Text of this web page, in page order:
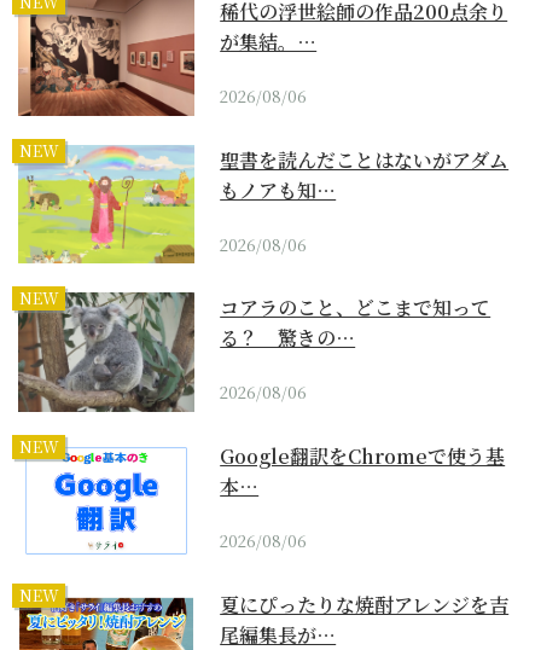
稀代の浮世絵師の作品200点余り
が集結。…
2026/08/06
NEW
聖書を読んだことはないがアダム
もノアも知…
2026/08/06
NEW
コアラのこと、どこまで知って
る？ 驚きの…
2026/08/06
NEW
Google翻訳をChromeで使う基
本…
2026/08/06
NEW
夏にぴったりな焼酎アレンジを吉
尾編集長が…